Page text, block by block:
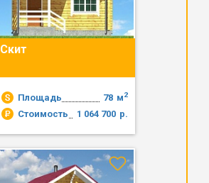
Скит
Площадь м2
78
Стоимость
р.
1 064 700